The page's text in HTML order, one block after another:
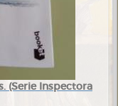
(Serie Inspectora